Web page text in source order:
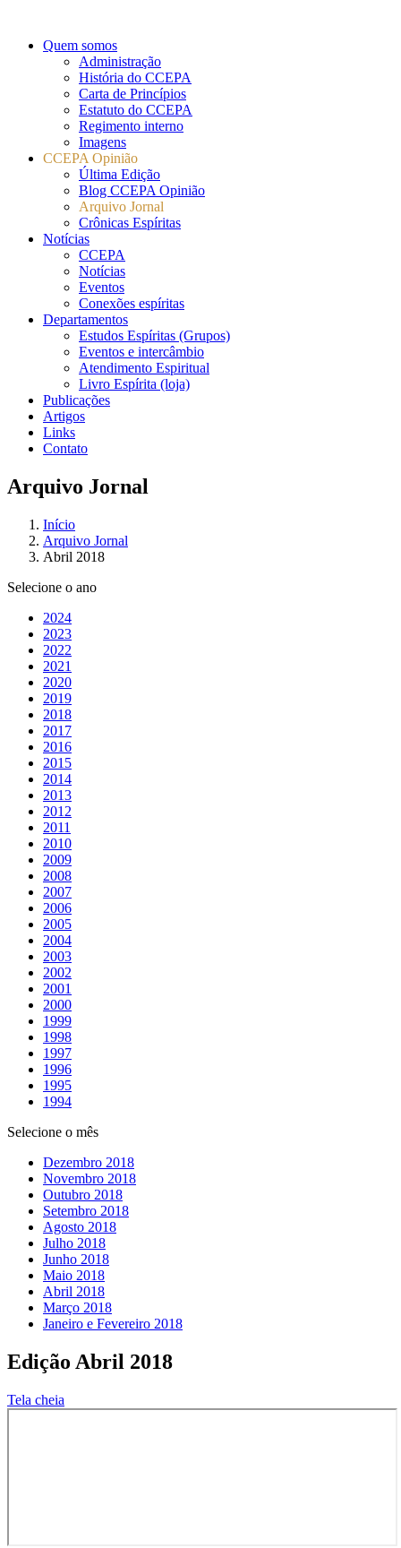
Quem somos
Administração
História do CCEPA
Carta de Princípios
Estatuto do CCEPA
Regimento interno
Imagens
CCEPA Opinião
Última Edição
Blog CCEPA Opinião
Arquivo Jornal
Crônicas Espíritas
Notícias
CCEPA
Notícias
Eventos
Conexões espíritas
Departamentos
Estudos Espíritas (Grupos)
Eventos e intercâmbio
Atendimento Espiritual
Livro Espírita (loja)
Publicações
Artigos
Links
Contato
Arquivo Jornal
Início
Arquivo Jornal
Abril 2018
Selecione o ano
2024
2023
2022
2021
2020
2019
2018
2017
2016
2015
2014
2013
2012
2011
2010
2009
2008
2007
2006
2005
2004
2003
2002
2001
2000
1999
1998
1997
1996
1995
1994
Selecione o mês
Dezembro 2018
Novembro 2018
Outubro 2018
Setembro 2018
Agosto 2018
Julho 2018
Junho 2018
Maio 2018
Abril 2018
Março 2018
Janeiro e Fevereiro 2018
Edição Abril 2018
Tela cheia